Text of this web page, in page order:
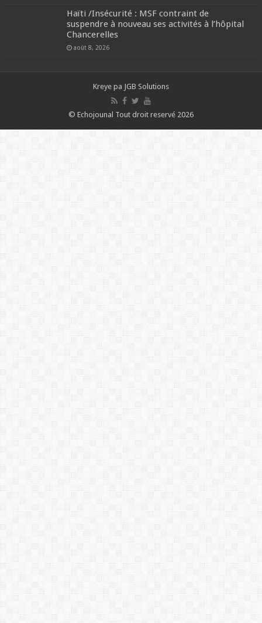
Haïti /Insécurité : MSF contraint de
suspendre à nouveau ses activités à l’hôpital
Chancerelles
août 8, 2026
Kreye pa JGB Solutions
© Echojounal Tout droit reservé 2026